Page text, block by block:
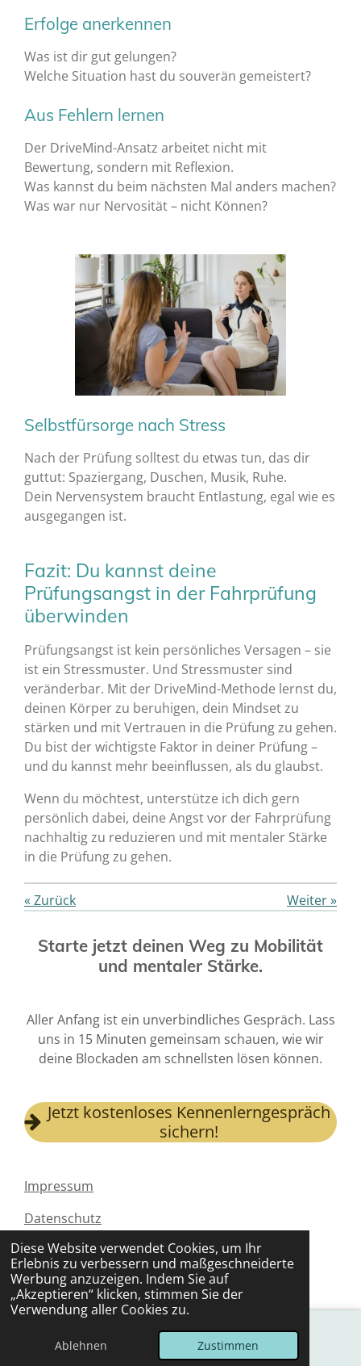
Diese Website verwendet Cookies, um Ihr
Erlebnis zu verbessern und maßgeschneiderte
Werbung anzuzeigen. Indem Sie auf
„Akzeptieren“ klicken, stimmen Sie der
Verwendung aller Cookies zu.
Ablehnen Zustimmen
Erfolge anerkennen
Was ist dir gut gelungen?
Welche Situation hast du souverän gemeistert?
Aus Fehlern lernen
Der DriveMind-Ansatz arbeitet nicht mit
Bewertung, sondern mit Reflexion.
Was kannst du beim nächsten Mal anders machen?
Was war nur Nervosität – nicht Können?
Selbstfürsorge nach Stress
Nach der Prüfung solltest du etwas tun, das dir
guttut: Spaziergang, Duschen, Musik, Ruhe.
Dein Nervensystem braucht Entlastung, egal wie es
ausgegangen ist.
Fazit: Du kannst deine
Prüfungsangst in der Fahrprüfung
überwinden
Prüfungsangst ist kein persönliches Versagen – sie
ist ein Stressmuster. Und Stressmuster sind
veränderbar. Mit der DriveMind-Methode lernst du,
deinen Körper zu beruhigen, dein Mindset zu
stärken und mit Vertrauen in die Prüfung zu gehen.
Du bist der wichtigste Faktor in deiner Prüfung –
und du kannst mehr beeinflussen, als du glaubst.
Wenn du möchtest, unterstütze ich dich gern
persönlich dabei, deine Angst vor der Fahrprüfung
nachhaltig zu reduzieren und mit mentaler Stärke
in die Prüfung zu gehen.
«Zurück Weiter»
Starte jetzt deinen Weg zu Mobilität
und mentaler Stärke.
Aller Anfang ist ein unverbindliches Gespräch. Lass
uns in 15 Minuten gemeinsam schauen, wie wir
deine Blockaden am schnellsten lösen können.
Jetzt kostenloses Kennenlerngespräch
sichern!
Impressum
Datenschutz
Vorbereitung und Psychologische Beratung
Mit Unterstützung vonWebador